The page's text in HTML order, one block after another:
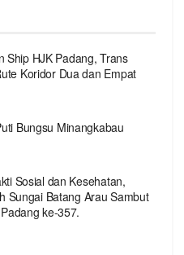
Ship HJK Padang, Trans
Koridor Dua dan Empat
Bungsu Minangkabau
Sosial dan Kesehatan,
Sungai Batang Arau Sambut
ke-357.